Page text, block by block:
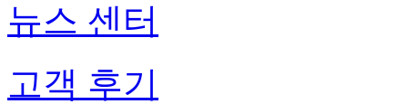
뉴스 센터
고객 후기